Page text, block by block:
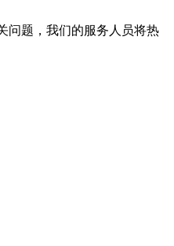
问题，我们的服务人员将热